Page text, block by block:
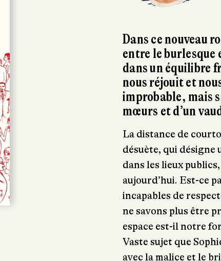
Dans ce nouveau
entre le burlesque
dans un équilibre
nous réjouit et
improbable, mais
mœurs et d’un
La distance de
désuète, qui désigne
dans les lieux
aujourd’hui. Est-ce
incapables de
ne savons plus être
espace est-il notre
Vaste sujet que
avec la malice et le